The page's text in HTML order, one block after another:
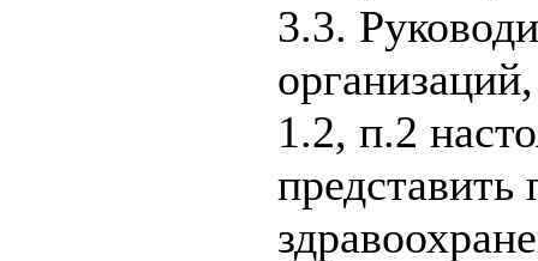
3.3.
1.2, п.2